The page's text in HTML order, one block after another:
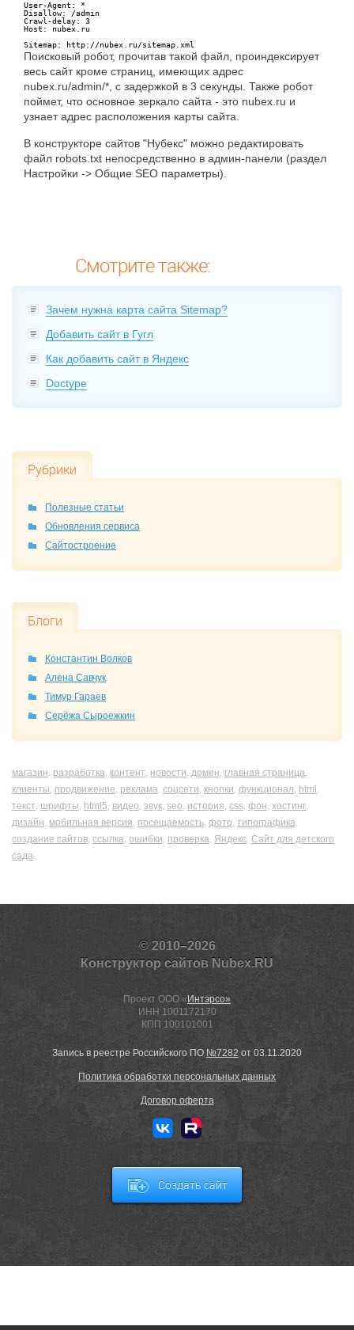
User-Agent: *
Disallow: /admin
Crawl-delay: 3
Host: nubex.ru
Sitemap: http://nubex.ru/sitemap.xml
Поисковый робот, прочитав такой файл, проиндексирует
весь сайт кроме страниц, имеющих адрес
nubex.ru/admin/*, с задержкой в 3 секунды. Также робот
поймет, что основное зеркало сайта - это nubex.ru и
узнает адрес расположения карты сайта.
В конструкторе сайтов "Нубекс" можно редактировать
файл robots.txt непосредственно в админ-панели (раздел
Настройки -> Общие SEO параметры).
Смотрите также:
Зачем нужна карта сайта Sitemap?
Добавить сайт в Гугл
Как добавить сайт в Яндекс
Doctype
Рубрики
Полезные статьи
Обновления сервиса
Сайтостроение
Блоги
Константин Волков
Алена Савчук
Тимур Гараев
Серёжа Сыроежкин
магазин разработка контент новости домен главная страница
клиенты продвижение реклама соцсети кнопки функционал html
текст шрифты html5 видео звук seo история css фон хостинг
дизайн мобильная версия посещаемость фото типографика
создание сайтов ссылка ошибки проверка Яндекс Сайт для детского
сада
© 2010–2026
Конструктор сайтов Nubex.RU
Проект ООО « Интэрсо»
ИНН 1001172170
КПП 100101001
Запись в реестре Российского ПО №7282 от 03.11.2020
Политика обработки персональных данных
Договор оферта
Создать сайт